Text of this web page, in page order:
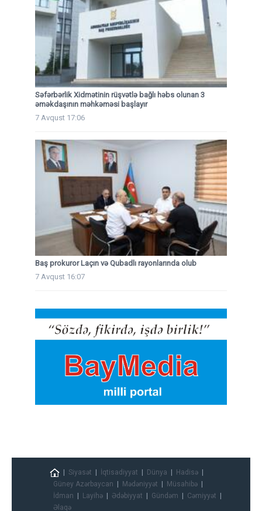
Səfərbərlik Xidmətinin rüşvətlə bağlı həbs olunan 3
əməkdaşının məhkəməsi başlayır
7 Avqust 17:06
Baş prokuror Laçın və Qubadlı rayonlarında olub
7 Avqust 16:07
Siyasət İqtisadiyyat Dünya
Hadisə
Güney Azərbaycan
Mədəniyyət
Müsahibə
İdman
Layihə Ədəbiyyat Gündəm
Cəmiyyət
Əlaqə